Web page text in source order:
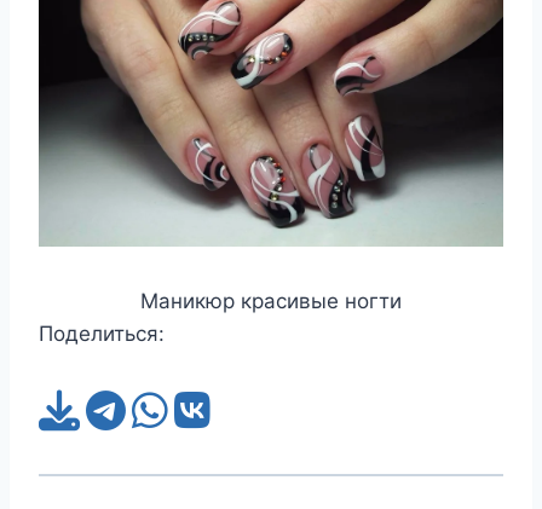
Маникюр красивые ногти
Поделиться: